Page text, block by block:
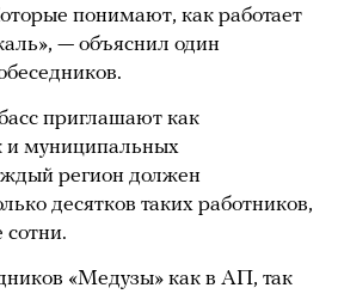
понимают, как работает
— объяснил один
приглашают как
и муниципальных
регион должен
десятков таких работников,
«Медузы» как в АП, так